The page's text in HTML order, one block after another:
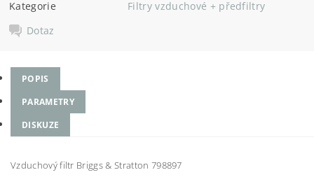
Kategorie
Filtry vzduchové + předfiltry
Dotaz
POPIS
PARAMETRY
DISKUZE
Vzduchový filtr Briggs & Stratton 798897